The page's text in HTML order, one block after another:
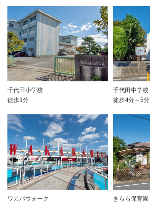
千代田小学校
徒歩3分
千代田中学校
徒歩4分～5分
ワカバウォーク
きらら保育園